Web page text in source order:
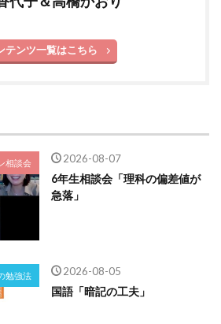
テンツ一覧はこちら
相談会 2026-08-07
6年生相談会「理科の偏差値が
急落」
勉強法 2026-08-05
国語「暗記の工夫」